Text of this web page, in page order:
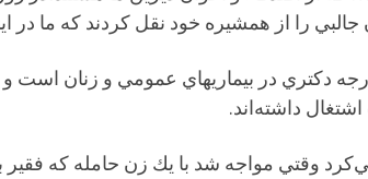
را از همشيره خود نقل كردند كه ما در
دكتري در بيماريهاي عمومي و زنان
داشته‌اند.
مي‌كرد وقتي مواجه شد با يك زن حامله كه